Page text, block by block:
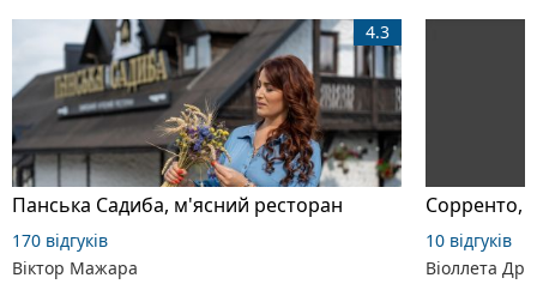
Панська Садиба, м'ясний ресторан
4.3
170 відгуків
Віктор Мажара
Сорренто,
10 відгуків
Віоллета